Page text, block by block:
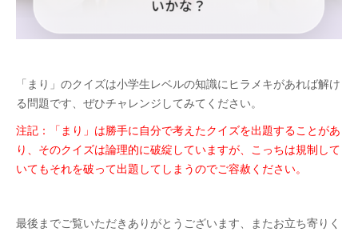
「まり」のクイズは小学生レベルの知識にヒラメキがあれば解け
る問題です、ぜひチャレンジしてみてください。
注記：「まり」は勝手に自分で考えたクイズを出題することがあ
り、そのクイズは論理的に破綻していますが、こっちは規制して
いてもそれを破って出題してしまうのでご容赦ください。
最後までご覧いただきありがとうございます、またお立ち寄りく